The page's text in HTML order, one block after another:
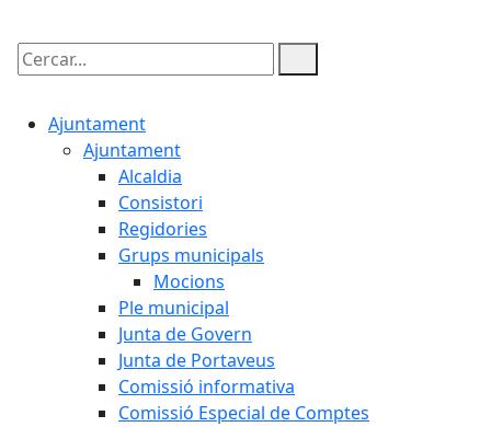
Cercar:
Ajuntament
Ajuntament
Alcaldia
Consistori
Regidories
Grups municipals
Mocions
Ple municipal
Junta de Govern
Junta de Portaveus
Comissió informativa
Comissió Especial de Comptes